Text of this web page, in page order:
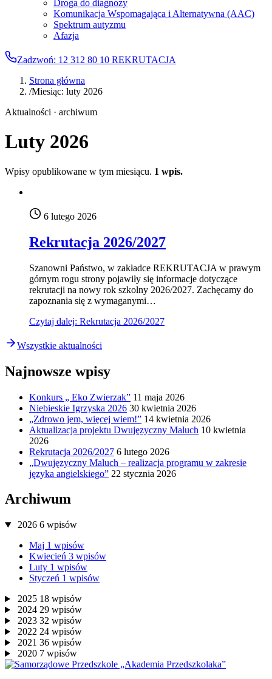
Droga do diagnozy
Komunikacja Wspomagająca i Alternatywna (AAC)
Spektrum autyzmu
Afazja
Zadzwoń: 12 312 80 10 REKRUTACJA
Strona główna
/Miesiąc: luty 2026
Aktualności · archiwum
Luty 2026
Wpisy opublikowane w tym miesiącu. 1 wpis.
6 lutego 2026
Rekrutacja 2026/2027
Szanowni Państwo, w zakładce REKRUTACJA w prawym
górnym rogu strony pojawiły się informacje dotyczące
rekrutacji na nowy rok szkolny 2026/2027. Zachęcamy do
zapoznania się z wymaganymi…
Czytaj dalej: Rekrutacja 2026/2027
Wszystkie aktualności
Najnowsze wpisy
Konkurs „ Eko Zwierzak” 11 maja 2026
Niebieskie Igrzyska 2026 30 kwietnia 2026
„Zdrowo jem, więcej wiem!” 14 kwietnia 2026
Aktualizacja projektu Dwujęzyczny Maluch 10 kwietnia
2026
Rekrutacja 2026/2027 6 lutego 2026
„Dwujęzyczny Maluch – realizacja programu w zakresie
języka angielskiego” 22 stycznia 2026
Archiwum
2026 6wpisów
Maj 1 wpisów
Kwiecień 3 wpisów
Luty 1 wpisów
Styczeń 1 wpisów
2025 18wpisów
2024 29wpisów
2023 32 wpisów
2022 24wpisów
2021 36wpisów
2020 7wpisów